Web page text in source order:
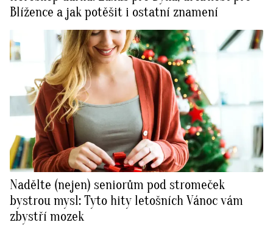
Blížence a jak potěšit i ostatní znamení
Nadělte (nejen) seniorům pod stromeček
bystrou mysl: Tyto hity letošních Vánoc vám
zbystří mozek